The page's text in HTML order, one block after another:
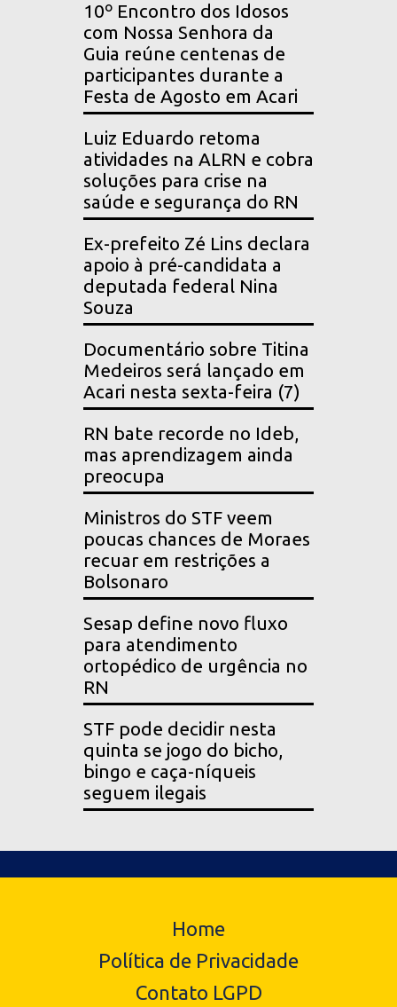
10º Encontro dos Idosos
com Nossa Senhora da
Guia reúne centenas de
participantes durante a
Festa de Agosto em Acari
Luiz Eduardo retoma
atividades na ALRN e cobra
soluções para crise na
saúde e segurança do RN
Ex-prefeito Zé Lins declara
apoio à pré-candidata a
deputada federal Nina
Souza
Documentário sobre Titina
Medeiros será lançado em
Acari nesta sexta-feira (7)
RN bate recorde no Ideb,
mas aprendizagem ainda
preocupa
Ministros do STF veem
poucas chances de Moraes
recuar em restrições a
Bolsonaro
Sesap define novo fluxo
para atendimento
ortopédico de urgência no
RN
STF pode decidir nesta
quinta se jogo do bicho,
bingo e caça-níqueis
seguem ilegais
Home
Política de Privacidade
Contato LGPD